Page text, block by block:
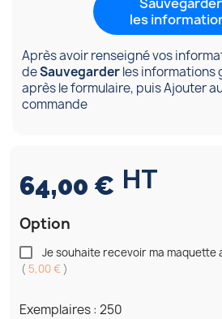
les
Après avoir renseigné vos
deSauvegarderles informations
après le formulaire, puis Ajouter
commande
64,00 € HT
Option
Je souhaite recevoir ma maquette
( 5,00 € )
Exemplaires : 250